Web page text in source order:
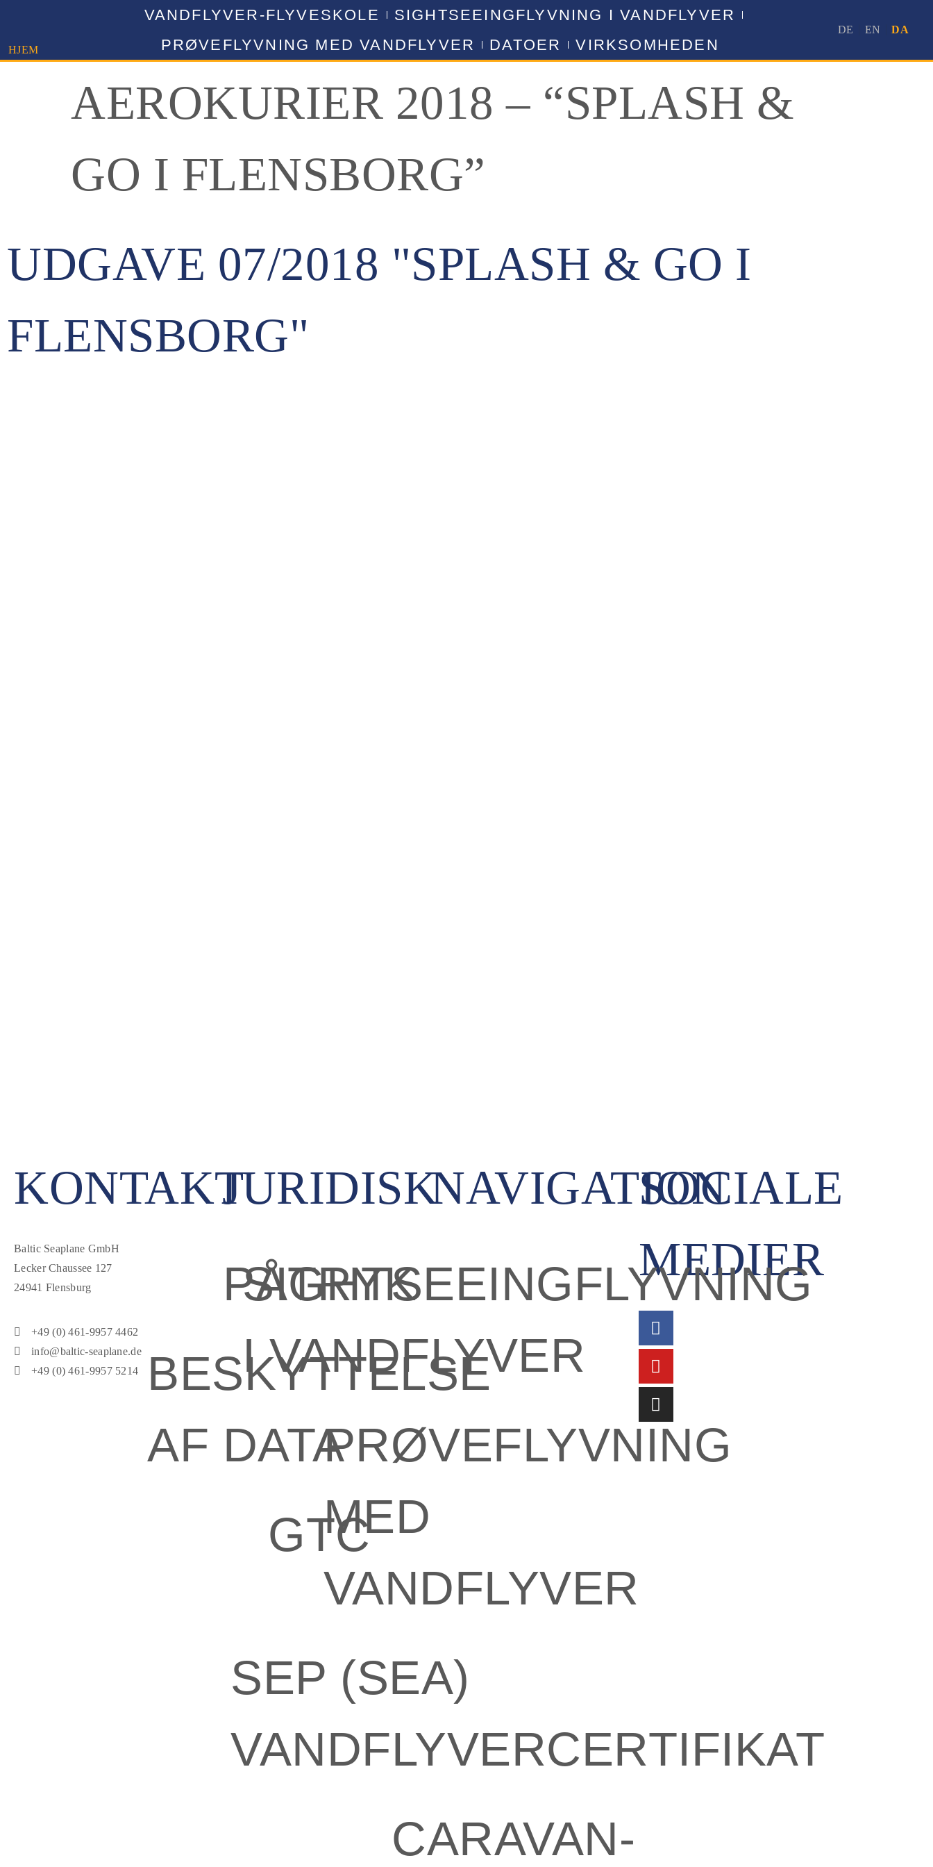
HJEM
VANDFLYVER-FLYVESKOLE
SIGHTSEEINGFLYVNING I VANDFLYVER
PRØVEFLYVNING MED VANDFLYVER
DATOER VIRKSOMHEDEN
AEROKURIER 2018 – “SPLASH &
GO I FLENSBORG”
UDGAVE 07/2018 "SPLASH & GO I
FLENSBORG"
KONTAKT
Baltic Seaplane GmbH
Lecker Chaussee 127
24941 Flensburg
+49 (0) 461-9957 4462
info@baltic-seaplane.de
+49 (0) 461-9957 5214
JURIDISK
PÅTRYK
BESKYTTELSE
AF DATA
GTC
NAVIGATION
SIGHTSEEINGFLYVNING
I VANDFLYVER
PRØVEFLYVNING
MED
VANDFLYVER
SEP (SEA)
VANDFLYVERCERTIFIKAT
CARAVAN-
SOCIALE
MEDIER